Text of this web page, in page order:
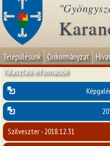
Településünk Önkormányzat
Választási információk
Szilveszter - 2018.12.31